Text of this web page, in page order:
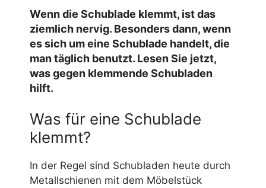
Wenn die Schublade klemmt, ist das
ziemlich nervig. Besonders dann, wenn
es sich um eine Schublade handelt, die
man täglich benutzt. Lesen Sie jetzt,
was gegen klemmende Schubladen
hilft.
Was für eine Schublade
klemmt?
In der Regel sind Schubladen heute durch
Metallschienen mit dem Möbelstück